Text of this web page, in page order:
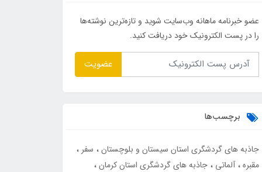
عضو خبرنامه ماهانه وب‌سایت شوید و تازه‌ترین نوشته‌ها
را در پست الکترونیک خود دریافت کنید.
عضویت
برچسب‌ها
جاذبه های گردشگری استان سیستان و بلوچستان سفر
مقبره آلماتی جاذبه های گردشگری استان کرمان